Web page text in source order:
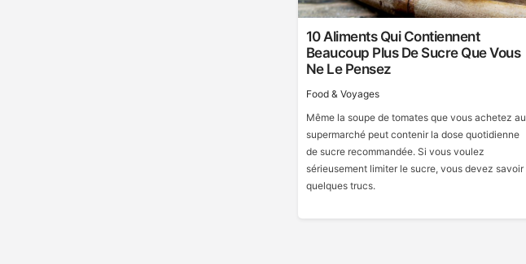
10 Aliments Qui Contiennent
Beaucoup Plus De Sucre Que Vous
Ne Le Pensez
Food & Voyages
Même la soupe de tomates que vous achetez au
supermarché peut contenir la dose quotidienne
de sucre recommandée. Si vous voulez
sérieusement limiter le sucre, vous devez savoir
quelques trucs.